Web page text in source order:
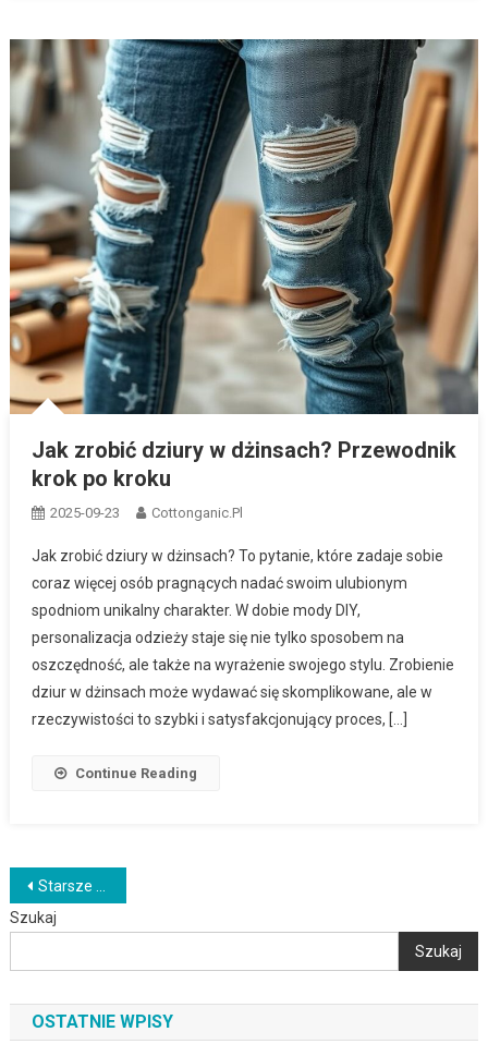
Jak zrobić dziury w dżinsach? Przewodnik
krok po kroku
2025-09-23 Cottonganic.pl
Jak zrobić dziury w dżinsach? To pytanie, które zadaje sobie
coraz więcej osób pragnących nadać swoim ulubionym
spodniom unikalny charakter. W dobie mody DIY,
personalizacja odzieży staje się nie tylko sposobem na
oszczędność, ale także na wyrażenie swojego stylu. Zrobienie
dziur w dżinsach może wydawać się skomplikowane, ale w
rzeczywistości to szybki i satysfakcjonujący proces, […]
Continue Reading
Nawigacja
po
wpisach
Starsze wpisy
Szukaj
Szukaj
OSTATNIE WPISY